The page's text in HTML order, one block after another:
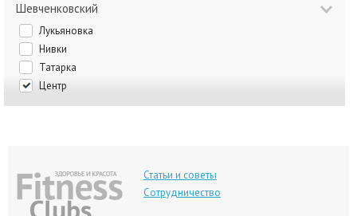
Шевченковский
Лукьяновка
Нивки
Татарка
Центр
Статьи и советы
Сотрудничество